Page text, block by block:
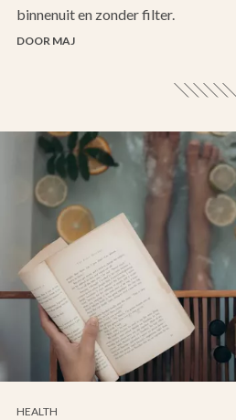
binnenuit en zonder filter.
DOOR MAJ
HEALTH